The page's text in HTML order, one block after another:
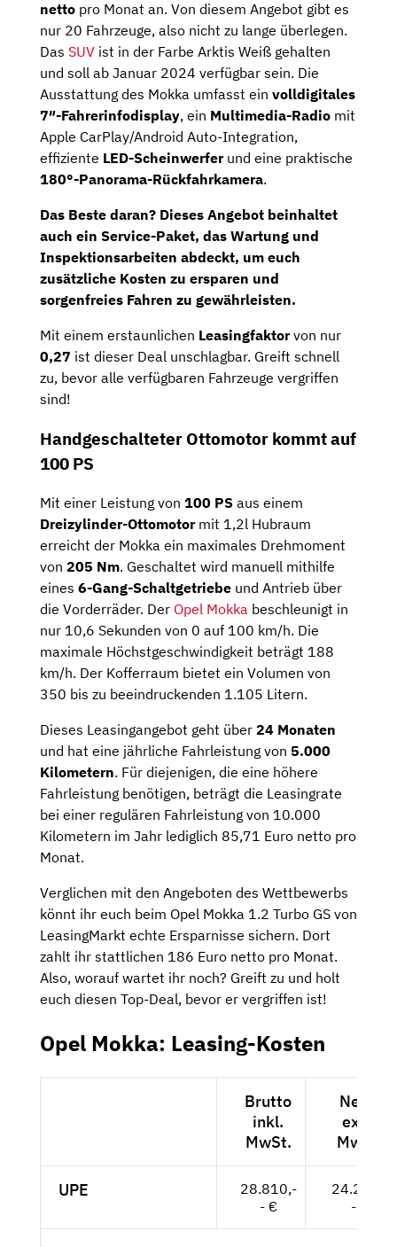
netto pro Monat an. Von diesem Angebot gibt es
nur 20 Fahrzeuge, also nicht zu lange überlegen.
Das SUV ist in der Farbe Arktis Weiß gehalten
und soll ab Januar 2024 verfügbar sein. Die
Ausstattung des Mokka umfasst ein volldigitales
7″-Fahrerinfodisplay, ein Multimedia-Radio mit
Apple CarPlay/Android Auto-Integration,
effiziente LED-Scheinwerferund eine praktische
180°-Panorama-Rückfahrkamera.
Das Beste daran? Dieses Angebot beinhaltet
auch ein Service-Paket, das Wartung und
Inspektionsarbeiten abdeckt, um euch
zusätzliche Kosten zu ersparen und
sorgenfreies Fahren zu gewährleisten.
Mit einem erstaunlichen Leasingfaktorvon nur
0,27 ist dieser Deal unschlagbar. Greift schnell
zu, bevor alle verfügbaren Fahrzeuge vergriffen
sind!
Handgeschalteter Ottomotor kommt auf
100 PS
Mit einer Leistung von 100 PS aus einem
Dreizylinder-Ottomotormit 1,2l Hubraum
erreicht der Mokka ein maximales Drehmoment
von 205 Nm. Geschaltet wird manuell mithilfe
eines 6-Gang-Schaltgetriebe und Antrieb über
die Vorderräder. Der Opel Mokka beschleunigt in
nur 10,6 Sekunden von 0 auf 100 km/h. Die
maximale Höchstgeschwindigkeit beträgt 188
km/h. Der Kofferraum bietet ein Volumen von
350 bis zu beeindruckenden 1.105 Litern.
Dieses Leasingangebot geht über 24 Monaten
und hat eine jährliche Fahrleistung von 5.000
Kilometern. Für diejenigen, die eine höhere
Fahrleistung benötigen, beträgt die Leasingrate
bei einer regulären Fahrleistung von 10.000
Kilometern im Jahr lediglich 85,71 Euro netto pro
Monat.
Verglichen mit den Angeboten des Wettbewerbs
könnt ihr euch beim Opel Mokka 1.2 Turbo GS von
LeasingMarkt echte Ersparnisse sichern. Dort
zahlt ihr stattlichen 186 Euro netto pro Monat.
Also, worauf wartet ihr noch? Greift zu und holt
euch diesen Top-Deal, bevor er vergriffen ist!
Opel Mokka: Leasing-Kosten
Brutto
inkl.
MwSt.
Netto
exkl.
MwSt.
UPE
28.810,-
- €
24.210,-
- €